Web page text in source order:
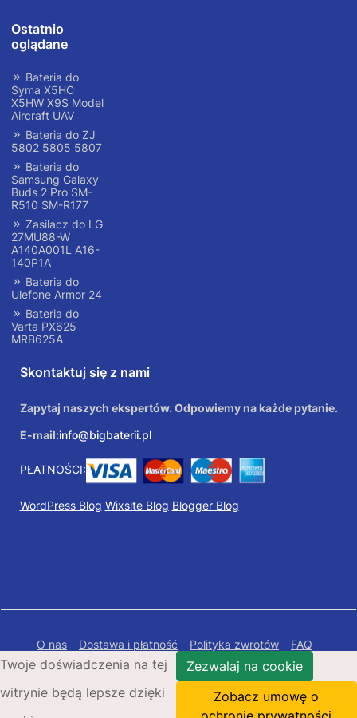
Ostatnio
oglądane
Bateria do
Syma X5HC
X5HW X9S Model
Aircraft UAV
Bateria do ZJ
5802 5805 5807
Bateria do
Samsung Galaxy
Buds 2 Pro SM-
R510 SM-R177
Zasilacz do LG
27MU88-W
A140A001L A16-
140P1A
Bateria do
Ulefone Armor 24
Bateria do
Varta PX625
MRB625A
Skontaktuj się z nami
Zapytaj naszych ekspertów. Odpowiemy na każde pytanie.
E-mail:info@bigbaterii.pl
PŁATNOŚCI:
WordPress Blog Wixsite Blog Blogger Blog
O nas Dostawa i płatność Polityka zwrotów
FAQ
Polityka prywatności
Mapa Strony
Copyright © 2026 Bigbaterii.pl. Wszelkie prawa
zastrzeżone.
Twoje doświadczenia na tej
witrynie będą lepsze dzięki
Zezwalaj na cookie
Zobacz umowę o